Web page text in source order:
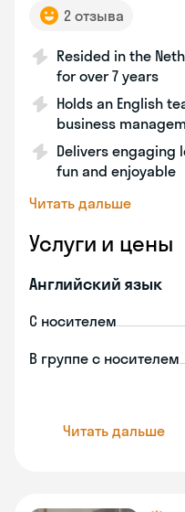
2 отзыва
Resided in the
for over 7 years
Holds an English
business
Delivers engaging
fun and enjoyable
Читать дальше
Услуги и цены
Английский язык
С носителем
В группе с носителем
Читать дальше